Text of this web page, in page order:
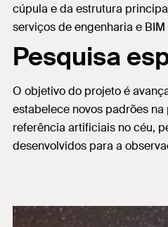
cúpula e da estrutura
serviços de engenharia e
Pesquisa
O objetivo do projeto é
estabelece novos padrões
referência artificiais no céu,
desenvolvidos para a